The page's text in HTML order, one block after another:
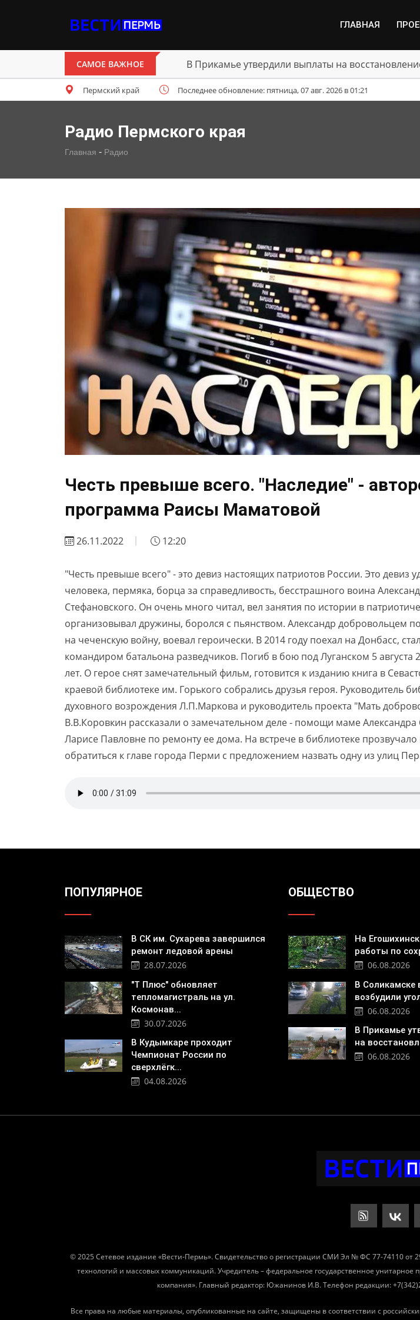
ГЛАВНАЯ
САМОЕ ВАЖНОЕ В Прикамье утвердили выплаты на
Пермский край Последнее обновление: пятница, 07 авг. 2026 в 01:21
Радио Пермского края
Главная - Радио
Честь превыше всего. "Наследие" -
программа Раисы Маматовой
26.11.2022 12:20
"Честь превыше всего" - это девиз настоящих патриотов России. Это девиз
человека, пермяка, борца за справедливость, бесстрашного воина
Стефановского. Он очень много читал, вел занятия по истории в
организовывал дружины, боролся с пьянством. Александр добровольцем
на чеченскую войну, воевал героически. В 2014 году поехал на Донбасс,
командиром батальона разведчиков. Погиб в бою под Луганском 5 августа
лет. О герое снят замечательный фильм, готовится к изданию книга в
краевой библиотеке им. Горького собрались друзья героя. Руководитель
духовного возрождения Л.П.Маркова и руководитель проекта "Мать
В.В.Коровкин рассказали о замечательном деле - помощи маме Александра
Ларисе Павловне по ремонту ее дома. На встрече в библиотеке
обратиться к главе города Перми с предложением назвать одну из улиц
ПОПУЛЯРНОЕ
В СК им. Сухарева завершился
ремонт ледовой арены
28.07.2026
"Т Плюс" обновляет
тепломагистраль на ул.
Космонав...
30.07.2026
В Кудымкаре проходит
Чемпионат России по
сверхлёгк...
04.08.2026
ОБЩЕСТВО
На
работы по
06.08.2026
В Соликамске
возбудили
06.08.2026
В Прикамье
на
06.08.2026
© 2025 Сетевое издание «Вести-Пермь». Свидетельство о регистрации СМИ Эл № ФС 77-74110
технологий и массовых коммуникаций. Учредитель – федеральное государственное
компания». Главный редактор: Южанинов И.В. Телефон редакции:
Все права на любые материалы, опубликованные на сайте, защищены в соответствии с